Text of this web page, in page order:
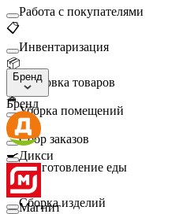
Работа с покупателями
📋
Инвентаризация
📦
Упаковка товаров
🧹
Уборка помещений
🛒
Сбор заказов
🍳
Приготовление еды
🛠️
Сборка изделий
Бренд
Бренд
Дикси
Магнит